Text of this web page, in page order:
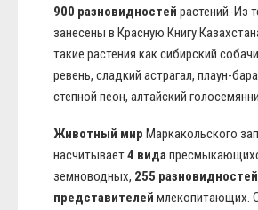
900 разновидностей растений. Из
занесены в Красную Книгу
такие растения как сибирский
ревень, сладкий астрагал, плаун-
степной пеон, алтайский
Животный мир Маркакольского
насчитывает4 вида
земноводных, 255 разновидностей
представителей млекопитающих.